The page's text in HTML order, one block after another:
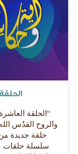
والروح القدُس
حلقة جديدة من
سلسلة حلقات